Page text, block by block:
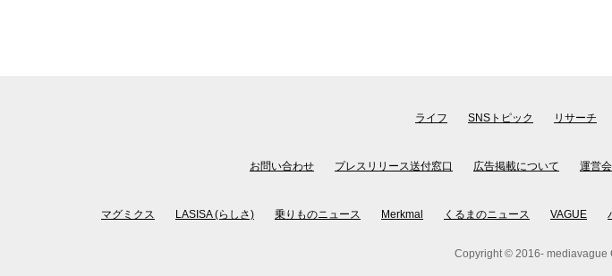
ライフ SNSトピック リサーチ
お問い合わせ プレスリリース送付窓口 広告掲載について 運営
マグミクス LASISA (らしさ) 乗りものニュース Merkmal くるまのニュース VAGUE
Copyright © 2016- mediavague